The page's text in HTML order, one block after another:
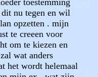
toestemming
nu tegen en wil
opzetten . mijn
te creeen voor
om te kiezen en
wat anders
het wordt helemaal